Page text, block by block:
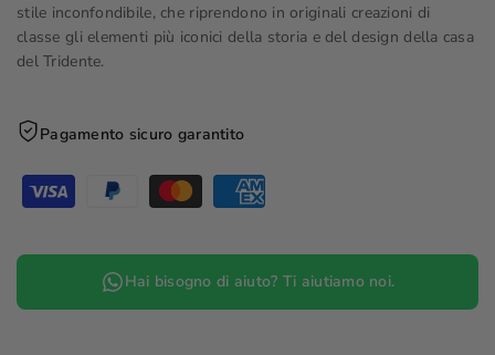
stile inconfondibile, che riprendono in originali creazioni di
classe gli elementi più iconici della storia e del design della casa
del Tridente.
Pagamento sicuro garantito
Hai bisogno di aiuto? Ti aiutiamo noi.